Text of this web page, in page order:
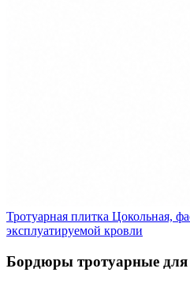
Тротуарная плитка Цокольная,
эксплуатируемой кровли
Бордюры тротуарные